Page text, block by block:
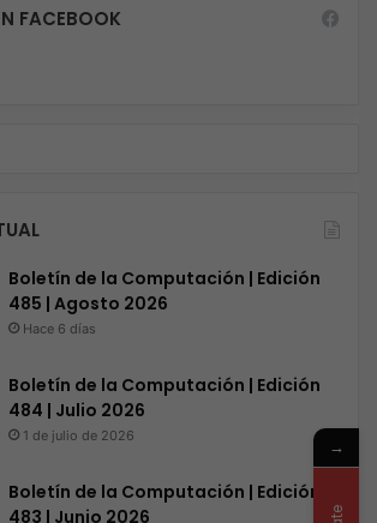
FACEBOOK
Boletín de la Computación | Edición
485 | Agosto 2026
Hace 6 días
Boletín de la Computación | Edición
484 | Julio 2026
1 de julio de 2026
Boletín de la Computación | Edición
483 | Junio 2026
→